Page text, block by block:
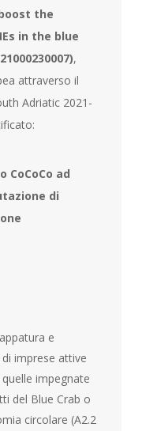
the
in the blue
,
attraverso il
Adriatic 2021-
CoCoCo ad
di
e
imprese attive
impegnate
del Blue Crab o
circolare (A2.2